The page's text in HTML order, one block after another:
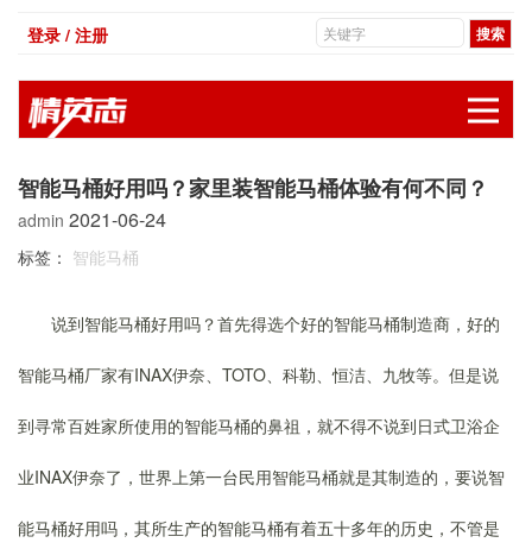
登录 / 注册
智能马桶好用吗？家里装智能马桶体验有何不同？
admin 2021-06-24
标签： 智能马桶
说到智能马桶好用吗？首先得选个好的智能马桶制造商，好的
智能马桶厂家有INAX伊奈、TOTO、科勒、恒洁、九牧等。但是说
到寻常百姓家所使用的智能马桶的鼻祖，就不得不说到日式卫浴企
业INAX伊奈了，世界上第一台民用智能马桶就是其制造的，要说智
能马桶好用吗，其所生产的智能马桶有着五十多年的历史，不管是